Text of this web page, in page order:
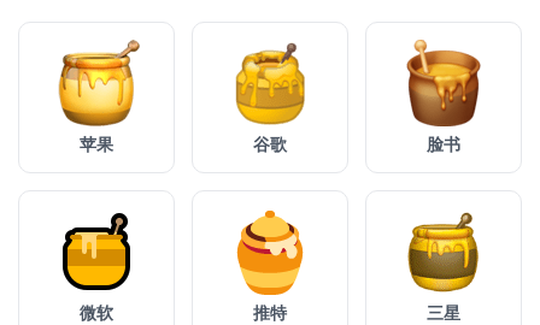
苹果 谷歌 脸书
微软 推特 三星